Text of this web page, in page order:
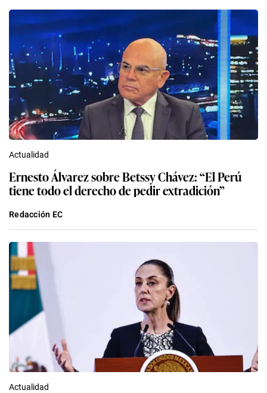
Actualidad
Ernesto Álvarez sobre Betssy Chávez: “El Perú
tiene todo el derecho de pedir extradición”
Redacción EC
Actualidad